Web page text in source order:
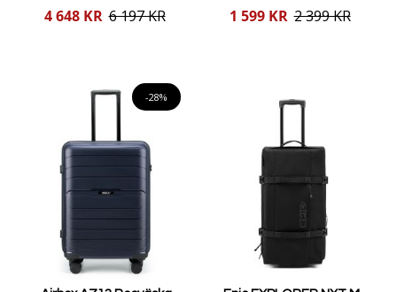
Reducerat
4 648 KR 6 197 KR
Reducerat
1 599 KR 2 399 KR
-28%